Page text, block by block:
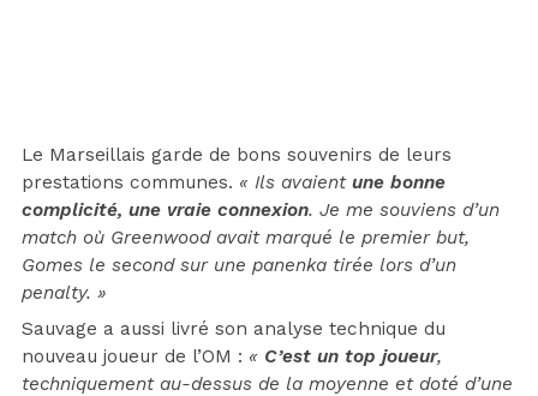
Le Marseillais garde de bons souvenirs de leurs
prestations communes. « Ils avaient une bonne
complicité, une vraie connexion. Je me souviens d’un
match où Greenwood avait marqué le premier but,
Gomes le second sur une panenka tirée lors d’un
penalty. »
Sauvage a aussi livré son analyse technique du
nouveau joueur de l’OM : « C’est un top joueur,
techniquement au-dessus de la moyenne et doté d’une